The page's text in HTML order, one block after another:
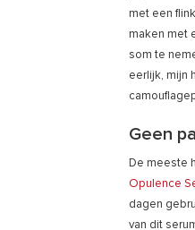
met een
maken met
som te
eerlijk, mijn
Geen
De meeste
Opulence
dagen
van dit